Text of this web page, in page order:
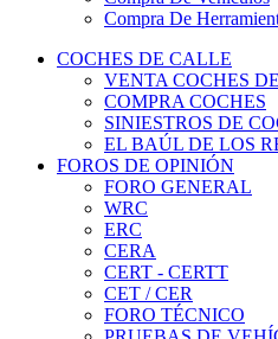
COCHES DE CALLE
VENTA COCHES
COMPRA COCHES
SINIESTROS DE
EL BAÚL DE LOS
FOROS DE OPINIÓN
FORO GENERAL
WRC
ERC
CERA
CERT - CERTT
CET / CER
FORO TÉCNICO
PRUEBAS DE
VIDEOS DE RALLY.